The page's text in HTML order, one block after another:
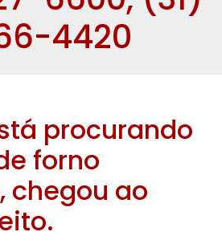
4420
procurando
forno
chegou ao